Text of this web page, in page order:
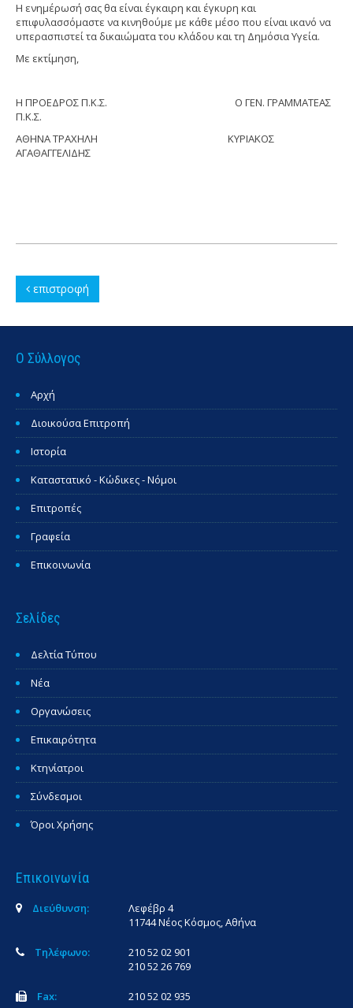
Η ενημέρωσή σας θα είναι έγκαιρη και έγκυρη και
επιφυλασσόμαστε να κινηθούμε με κάθε μέσο που είναι ικανό να
υπερασπιστεί τα δικαιώματα του κλάδου και τη Δημόσια Υγεία.
Με εκτίμηση,
Η ΠΡΟΕΔΡΟΣ Π.Κ.Σ. Ο ΓΕΝ. ΓΡΑΜΜΑΤΕΑΣ
Π.Κ.Σ.
ΑΘΗΝΑ ΤΡΑΧΗΛΗ ΚΥΡΙΑΚΟΣ
ΑΓΑΘΑΓΓΕΛΙΔΗΣ
επιστροφή
Ο Σύλλογος
Αρχή
Διοικούσα Επιτροπή
Ιστορία
Καταστατικό - Κώδικες - Νόμοι
Επιτροπές
Γραφεία
Επικοινωνία
Σελίδες
Δελτία Τύπου
Νέα
Οργανώσεις
Επικαιρότητα
Κτηνίατροι
Σύνδεσμοι
Όροι Χρήσης
Επικοινωνία
Διεύθυνση:
Λεφέβρ 4
11744 Νέος Κόσμος, Αθήνα
Τηλέφωνο:
210 52 02 901
210 52 26 769
Fax: 210 52 02 935